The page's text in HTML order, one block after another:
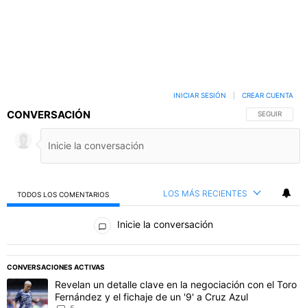
CONVERSACIÓN SIGA ESTA
SEGUIR
INICIAR SESIÓN CREAR CUENTA
TODOS LOS COMENTARIOS LOS MÁS RECIENTES
Todos los comentarios
Inicie la conversación